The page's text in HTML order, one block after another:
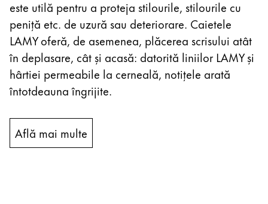
este utilă pentru a proteja stilourile, stilourile cu
peniță etc. de uzură sau deteriorare. Caietele
LAMY oferă, de asemenea, plăcerea scrisului atât
în deplasare, cât și acasă: datorită liniilor LAMY și
hârtiei permeabile la cerneală, notițele arată
întotdeauna îngrijite.
Află mai multe